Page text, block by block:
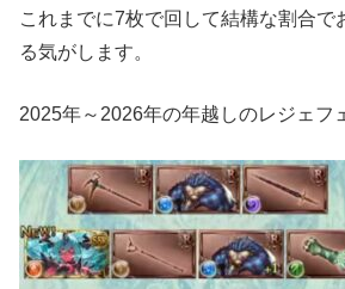
これまでに7枚で回して結構な割合で
る気がします。
2025年～2026年の年越しのレジェフ